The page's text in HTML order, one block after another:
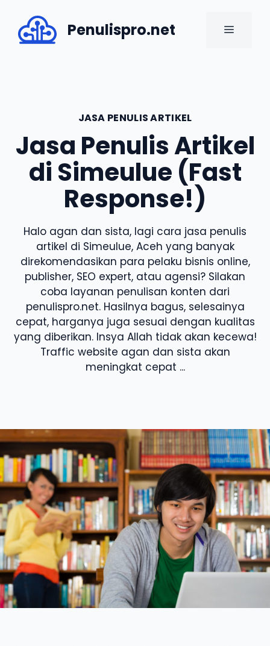
content
Penulispro.net MENU
JASA PENULIS ARTIKEL
Jasa Penulis Artikel
di Simeulue (Fast
Response!)
Halo agan dan sista, lagi cara jasa penulis
artikel di Simeulue, Aceh yang banyak
direkomendasikan para pelaku bisnis online,
publisher, SEO expert, atau agensi? Silakan
coba layanan penulisan konten dari
penulispro.net. Hasilnya bagus, selesainya
cepat, harganya juga sesuai dengan kualitas
yang diberikan. Insya Allah tidak akan kecewa!
Traffic website agan dan sista akan
meningkat cepat ...